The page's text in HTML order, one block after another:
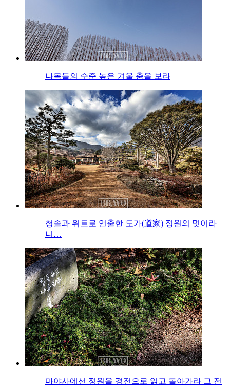
나목들의 수준 높은 겨울 춤을 보라
청솔과 위트로 연출한 도가(道家) 정원의 멋이라
니…
마야사에선 정원을 경전으로 읽고 돌아가라 그 전